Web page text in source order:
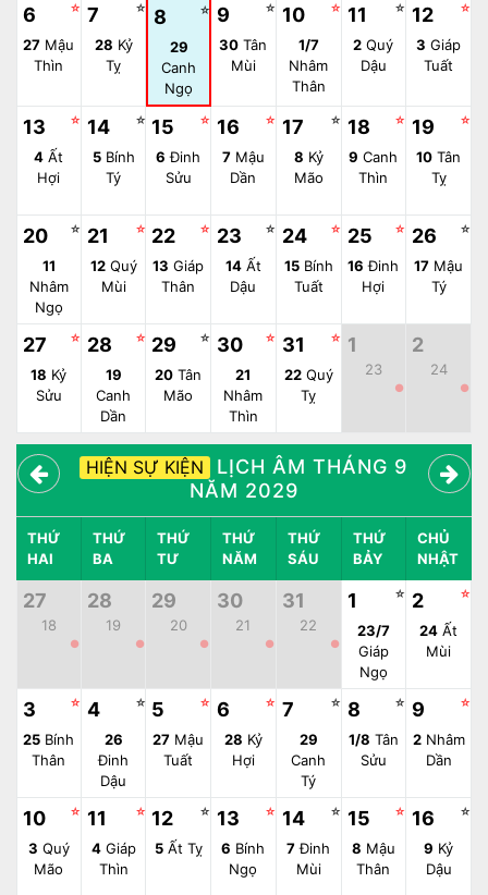
6 ☆
27 Mậu
Thìn
7 ☆
28 Kỷ
Tỵ
8 ☆
29
Canh
Ngọ
9 ☆
30 Tân
Mùi
10 ☆
1/7
Nhâm
Thân
11 ☆
2 Quý
Dậu
12 ☆
3 Giáp
Tuất
13 ☆
4 Ất
Hợi
14 ☆
5Bính
Tý
15 ☆
6 Đinh
Sửu
16 ☆
7Mậu
Dần
17 ☆
8 Kỷ
Mão
18 ☆
9 Canh
Thìn
19 ☆
10 Tân
Tỵ
20 ☆
11
Nhâm
Ngọ
21 ☆
12Quý
Mùi
22 ☆
13 Giáp
Thân
23 ☆
14Ất
Dậu
24 ☆
15Bính
Tuất
25 ☆
16 Đinh
Hợi
26 ☆
17 Mậu
Tý
27 ☆
18 Kỷ
Sửu
28 ☆
19
Canh
Dần
29 ☆
20 Tân
Mão
30 ☆
21
Nhâm
Thìn
31 ☆
22Quý
Tỵ
1
23
●
2
24
●
HIỆN SỰ KIỆN
LỊCH ÂM THÁNG 9
NĂM 2029
THỨ
HAI
THỨ
BA
THỨ
TƯ
THỨ
NĂM
THỨ
SÁU
THỨ
BẢY
CHỦ
NHẬT
27
18
●
28
19
●
29
20
●
30
21
●
31
22
●
1 ☆
23/7
Giáp
Ngọ
2 ☆
24 Ất
Mùi
3 ☆
25 Bính
Thân
4 ☆
26
Đinh
Dậu
5 ☆
27 Mậu
Tuất
6 ☆
28 Kỷ
Hợi
7 ☆
29
Canh
Tý
8 ☆
1/8 Tân
Sửu
9 ☆
2Nhâm
Dần
10 ☆
3 Quý
Mão
11 ☆
4Giáp
Thìn
12 ☆
5Ất Tỵ
13 ☆
6 Bính
Ngọ
14 ☆
7Đinh
Mùi
15 ☆
8 Mậu
Thân
16 ☆
9 Kỷ
Dậu